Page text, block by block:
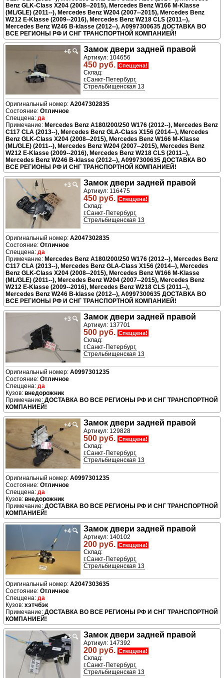
Benz GLK-Class X204 (2008--2015), Mercedes Benz W166 M-Klasse
(ML/GLE) (2011--), Mercedes Benz W204 (2007--2015), Mercedes Benz
W212 E-Klasse (2009--2016), Mercedes Benz W218 CLS (2011--),
Mercedes Benz W246 B-klasse (2012--), A0997300635 ДОСТАВКА ВО
ВСЕ РЕГИОНЫ РФ И СНГ ТРАНСПОРТНОЙ КОМПАНИЕЙ!
+6 🔍 Замок двери задней правой
Артикул: 104656
450 руб. Спеццена!
Склад:
г.Санкт-Петербург,
Стрельбищенская 13
A2047302835
Отличное
да
Mercedes Benz A180/200/250 W176 (2012--), Mercedes Benz
C117 CLA (2013--), Mercedes Benz GLA-Class X156 (2014--), Mercedes
Benz GLK-Class X204 (2008--2015), Mercedes Benz W166 M-Klasse
(ML/GLE) (2011--), Mercedes Benz W204 (2007--2015), Mercedes Benz
W212 E-Klasse (2009--2016), Mercedes Benz W218 CLS (2011--),
Mercedes Benz W246 B-klasse (2012--), A0997300635 ДОСТАВКА ВО
ВСЕ РЕГИОНЫ РФ И СНГ ТРАНСПОРТНОЙ КОМПАНИЕЙ!
+3 🔍 Замок двери задней правой
Артикул: 116475
450 руб. Спеццена!
Склад:
г.Санкт-Петербург,
Стрельбищенская 13
A2047302835
Отличное
да
Mercedes Benz A180/200/250 W176 (2012--), Mercedes Benz
C117 CLA (2013--), Mercedes Benz GLA-Class X156 (2014--), Mercedes
Benz GLK-Class X204 (2008--2015), Mercedes Benz W166 M-Klasse
(ML/GLE) (2011--), Mercedes Benz W204 (2007--2015), Mercedes Benz
W212 E-Klasse (2009--2016), Mercedes Benz W218 CLS (2011--),
Mercedes Benz W246 B-klasse (2012--), A0997300635 ДОСТАВКА ВО
ВСЕ РЕГИОНЫ РФ И СНГ ТРАНСПОРТНОЙ КОМПАНИЕЙ!
+3 🔍 Замок двери задней правой
Артикул: 137701
500 руб. Спеццена!
Склад:
г.Санкт-Петербург,
Стрельбищенская 13
A0997301235
Отличное
да
внедорожник
ДОСТАВКА ВО ВСЕ РЕГИОНЫ РФ И СНГ ТРАНСПОРТНОЙ
КОМПАНИЕЙ!
+4🔍 Замок двери задней правой
Артикул: 129828
500 руб. Спеццена!
Склад:
г.Санкт-Петербург,
Стрельбищенская 13
A0997301235
Отличное
да
внедорожник
ДОСТАВКА ВО ВСЕ РЕГИОНЫ РФ И СНГ ТРАНСПОРТНОЙ
КОМПАНИЕЙ!
+4🔍 Замок двери задней правой
Артикул: 140102
200 руб. Спеццена!
Склад:
г.Санкт-Петербург,
Стрельбищенская 13
A2047303635
Отличное
да
хэтчбэк
ДОСТАВКА ВО ВСЕ РЕГИОНЫ РФ И СНГ ТРАНСПОРТНОЙ
КОМПАНИЕЙ!
+3 🔍 Замок двери задней правой
Артикул: 147392
200 руб. Спеццена!
Склад:
г.Санкт-Петербург,
Стрельбищенская 13